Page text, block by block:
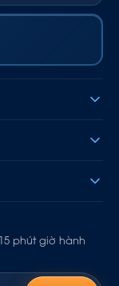
phút giờ hành